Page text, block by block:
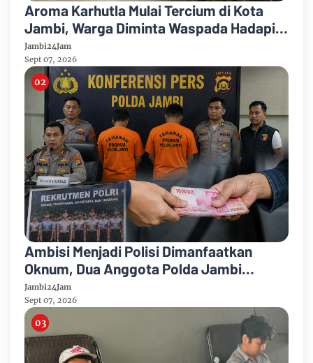
Aroma Karhutla Mulai Tercium di Kota
Jambi, Warga Diminta Waspada Hadapi
Puncak Kemarau
Jambi24Jam
Sept 07, 2026
Ambisi Menjadi Polisi Dimanfaatkan
Oknum, Dua Anggota Polda Jambi
Diduga Tipu Calon Bintara dengan Janji
Kelulusan
Jambi24Jam
Sept 07, 2026